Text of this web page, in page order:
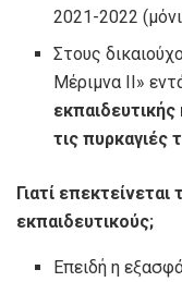
2021-2022
Στους
Μέριμνα ΙΙ»
τις πυρκαγιές
Γιατί
εκπαιδευτικούς;
Επειδή η